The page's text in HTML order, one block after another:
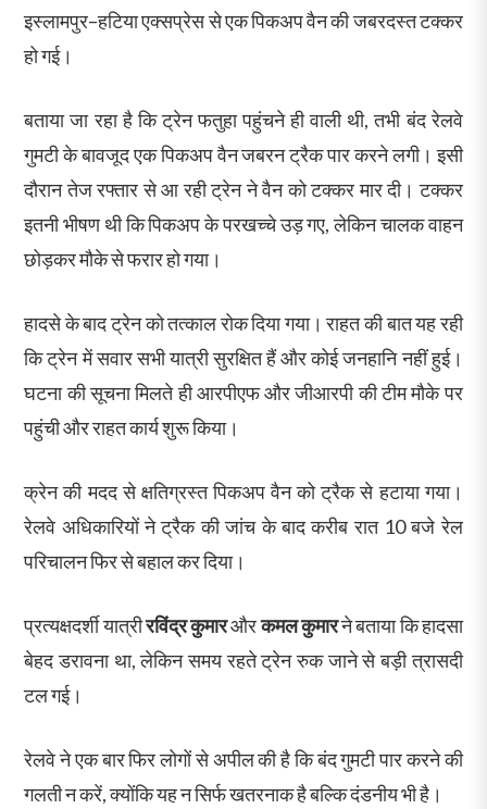
इस्लामपुर–हटिया एक्सप्रेस से एक पिकअप वैन की जबरदस्त टक्कर
हो गई।
बताया जा रहा है कि ट्रेन फतुहा पहुंचने ही वाली थी, तभी बंद रेलवे
गुमटी के बावजूद एक पिकअप वैन जबरन ट्रैक पार करने लगी। इसी
दौरान तेज रफ्तार से आ रही ट्रेन ने वैन को टक्कर मार दी। टक्कर
इतनी भीषण थी कि पिकअप के परखच्चे उड़ गए, लेकिन चालक वाहन
छोड़कर मौके से फरार हो गया।
हादसे के बाद ट्रेन को तत्काल रोक दिया गया। राहत की बात यह रही
कि ट्रेन में सवार सभी यात्री सुरक्षित हैं और कोई जनहानि नहीं हुई।
घटना की सूचना मिलते ही आरपीएफ और जीआरपी की टीम मौके पर
पहुंची और राहत कार्य शुरू किया।
क्रेन की मदद से क्षतिग्रस्त पिकअप वैन को ट्रैक से हटाया गया।
रेलवे अधिकारियों ने ट्रैक की जांच के बाद करीब रात 10 बजे रेल
परिचालन फिर से बहाल कर दिया।
प्रत्यक्षदर्शी यात्रीरविंद्र कुमारऔरकमल कुमारने बताया कि हादसा
बेहद डरावना था, लेकिन समय रहते ट्रेन रुक जाने से बड़ी त्रासदी
टल गई।
रेलवे ने एक बार फिर लोगों से अपील की है कि बंद गुमटी पार करने की
गलती न करें, क्योंकि यह न सिर्फ खतरनाक है बल्कि दंडनीय भी है।